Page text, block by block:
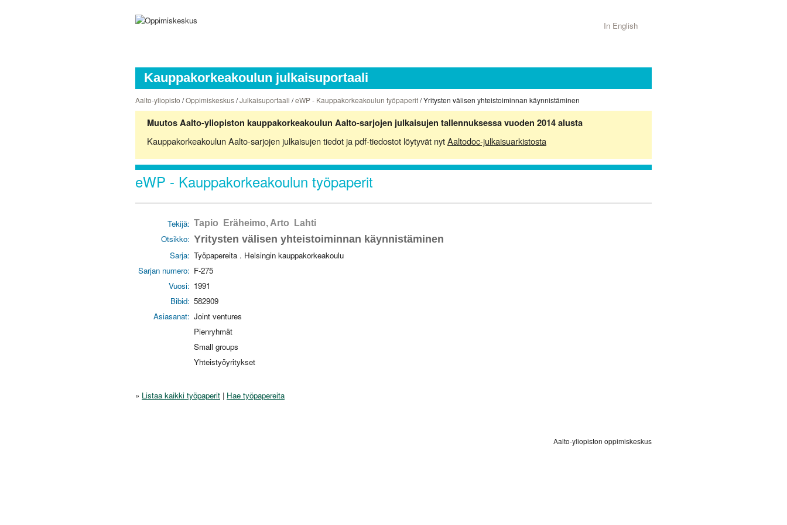
In English
Kauppakorkeakoulun julkaisuportaali
Aalto-yliopisto /Oppimiskeskus/Julkaisuportaali /eWP - Kauppakorkeakoulun työpaperit/ Yritysten välisen yhteistoiminnan käynnistäminen
Muutos Aalto-yliopiston kauppakorkeakoulun Aalto-sarjojen julkaisujen tallennuksessa vuoden 2014 alusta
Kauppakorkeakoulun Aalto-sarjojen julkaisujen tiedot ja pdf-tiedostot löytyvät nytAaltodoc-julkaisuarkistosta
eWP - Kauppakorkeakoulun työpaperit
Tekijä: Tapio Eräheimo, Arto Lahti
Otsikko: Yritysten välisen yhteistoiminnan käynnistäminen
Sarja: Työpapereita . Helsingin kauppakorkeakoulu
Sarjan numero: F-275
Vuosi: 1991
Bibid: 582909
Asiasanat: Joint ventures
Pienryhmät
Small groups
Yhteistyöyritykset
» Listaa kaikki työpaperit | Hae työpapereita
Aalto-yliopiston oppimiskeskus